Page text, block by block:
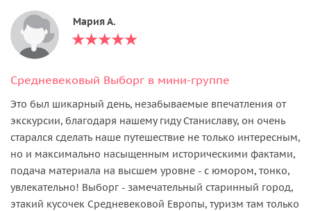
Мария А.
Cредневековый Выборг в мини-группе
Это был шикарный день, незабываемые впечатления от
экскурсии, благодаря нашему гиду Станиславу, он очень
старался сделать наше путешествие не только интересным,
но и максимально насыщенным историческими фактами,
подача материала на высшем уровне - с юмором, тонко,
увлекательно! Выборг - замечательный старинный город,
этакий кусочек Средневековой Европы, туризм там только